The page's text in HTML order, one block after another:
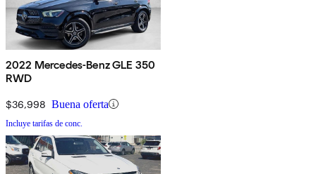
2022 Mercedes-Benz GLE 350
RWD
$36,998 Buena oferta
Incluye tarifas de conc.